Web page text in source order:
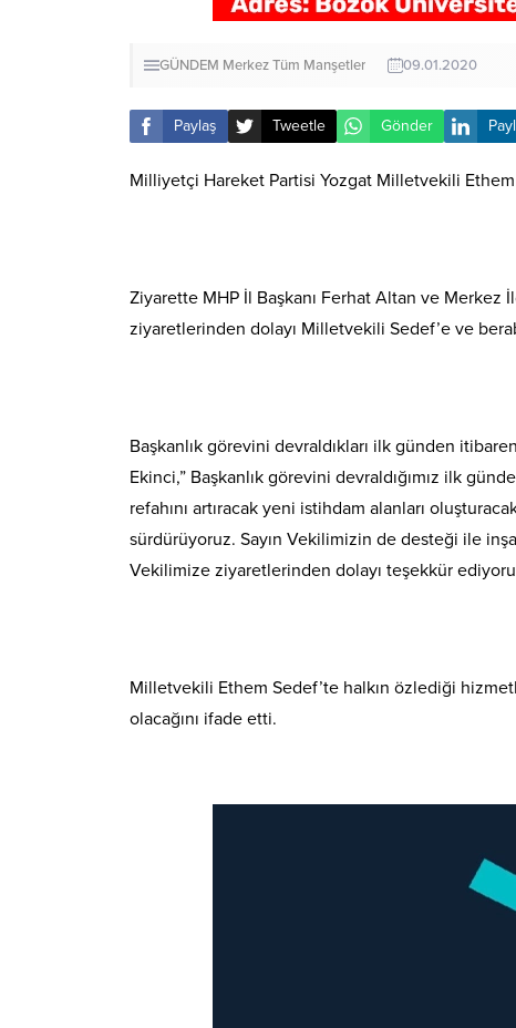
GÜNDEM MerkezTüm Manşetler 09.01.2020
Paylaş Tweetle Gönder
Milliyetçi Hareket Partisi Yozgat Milletvekili
Ziyarette MHP İl Başkanı Ferhat Altan ve Merkez
ziyaretlerinden dolayı Milletvekili Sedef’e ve
Başkanlık görevini devraldıkları ilk günden
Ekinci,” Başkanlık görevini devraldığımız ilk
refahını artıracak yeni istihdam alanları
sürdürüyoruz. Sayın Vekilimizin de desteği ile
Vekilimize ziyaretlerinden dolayı teşekkür
Milletvekili Ethem Sedef’te halkın özlediği
olacağını ifade etti.